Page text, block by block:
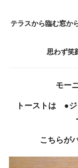
テラスから臨む窓か
思わず笑
モー
トーストは ●ジ
こちらが